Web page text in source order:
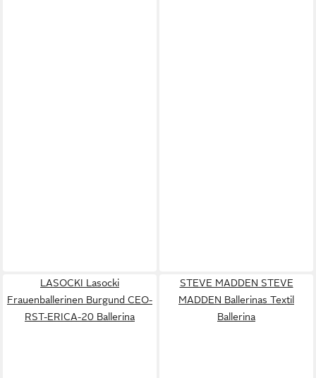
LASOCKI Lasocki
Frauenballerinen Burgund CEO-
RST-ERICA-20 Ballerina
STEVE MADDEN STEVE
MADDEN Ballerinas Textil
Ballerina